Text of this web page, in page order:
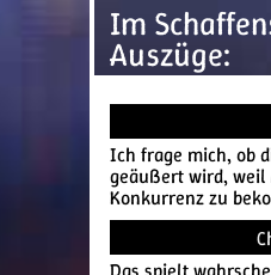
Im
Auszüge:
Ich frage mich, ob
geäußert wird,
Konkurrenz zu